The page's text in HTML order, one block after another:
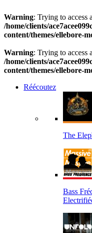
Warning: Trying to access
/home/clients/
content/themes/ellebore-
Warning: Trying to access
/home/clients/
content/themes/ellebore-
Réécoutez
The
Bass